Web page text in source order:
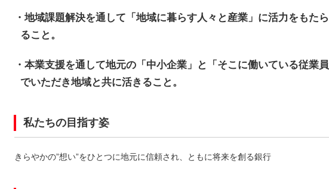
・地域課題解決を通して「地域に暮らす人々と産業」に活力をもた
ること。
・本業支援を通して地元の「中小企業」と「そこに働いている従業
でいただき地域と共に活きること。
私たちの目指す姿
きらやかの”想い”をひとつに地元に信頼され、ともに将来を創る銀行